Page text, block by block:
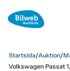
Startsida/Auktion/
Volkswagen Passat